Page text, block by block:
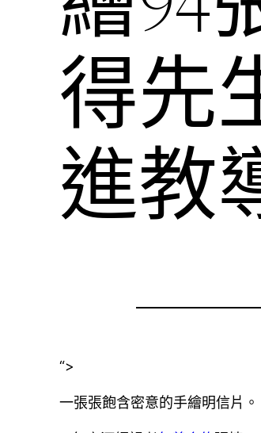
得先
進教
“>
一張張飽含密意的手繪明信片。